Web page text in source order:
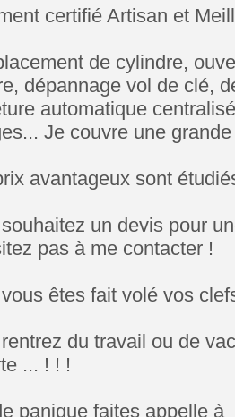
certifié Artisan et
de cylindre,
dépannage vol de clé,
automatique
Je couvre une
avantageux sont
un devis pour
pas à me contacter !
êtes fait volé vos
du travail ou de
... ! ! !
panique faites appelle à